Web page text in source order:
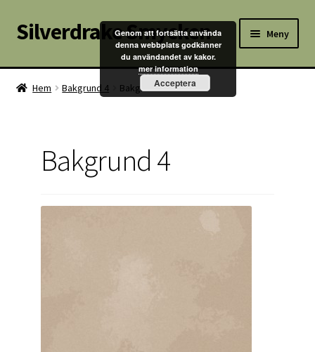
Hoppa
till
Hoppa
till
Silverdrake Smycken Meny
Hem
Hem Bakgrund 4 Bakgrund 4
Bakgrund 4
Genom att fortsätta använda
denna webbplats godkänner
du användandet av kakor.
mer information
Acceptera